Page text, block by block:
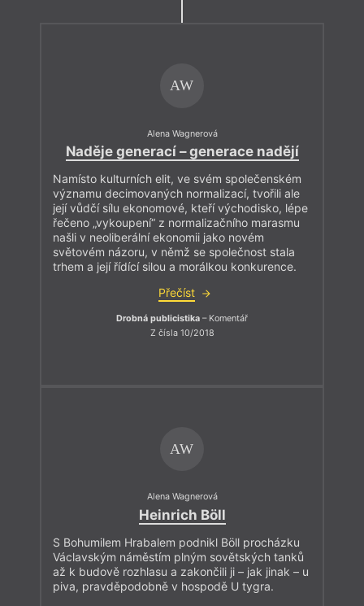
AW
Alena Wagnerová
Naděje generací – generace nadějí
Namísto kulturních elit, ve svém společenském
významu decimovaných normalizací, tvořili ale
její vůdčí sílu ekonomové, kteří východisko, lépe
řečeno „vykoupení“ z normalizačního marasmu
našli v neoliberální ekonomii jako novém
světovém názoru, v němž se společnost stala
trhem a její řídící silou a morálkou konkurence.
Přečíst
Drobná publicistika – Komentář
Z čísla 10/2018
AW
Alena Wagnerová
Heinrich Böll
S Bohumilem Hrabalem podnikl Böll procházku
Václavským náměstím plným sovětských tanků
až k budově rozhlasu a zakončili ji – jak jinak – u
piva, pravděpodobně v hospodě U tygra.